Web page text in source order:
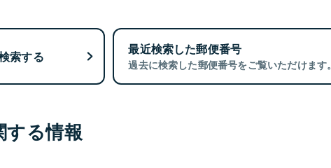
索する 最近検索した郵便番号
過去に検索した郵便番号をご覧いただけます。
する情報